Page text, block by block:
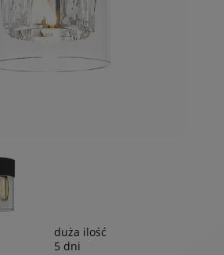
duża ilość
5 dni